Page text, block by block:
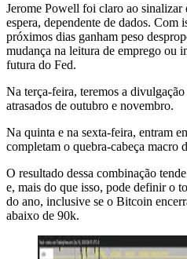
Jerome Powell foi claro ao sinalizar
espera, dependente de dados. Com
próximos dias ganham peso
mudança na leitura de emprego ou
futura do Fed.
Na terça-feira, teremos a
atrasados de outubro e novembro.
Na quinta e na sexta-feira, entram
completam o quebra-cabeça macro
O resultado dessa combinação
e, mais do que isso, pode definir o
do ano, inclusive se o Bitcoin
abaixo de 90k.